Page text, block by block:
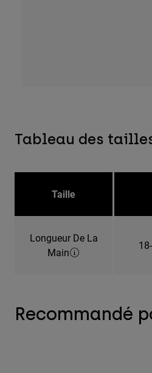
Tableau des
Taille
Longueur De La
Main
Recommandé